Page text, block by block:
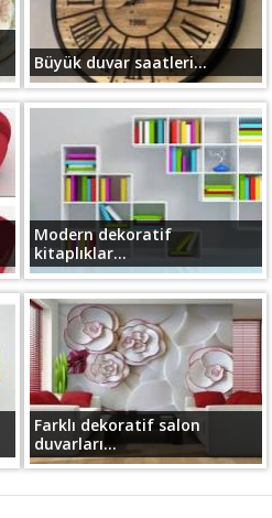
Büyük duvar saatleri...
Modern dekoratif
kitaplıklar...
Farklı dekoratif salon
duvarları...